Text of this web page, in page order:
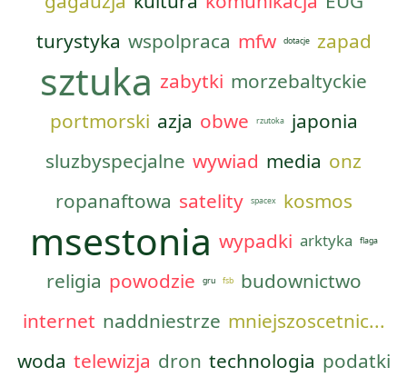
turystyka wspolpraca mfw dotacje zapad
sztuka zabytki morzebaltyckie
portmorski azja obwe rzutoka
japonia
sluzbyspecjalne wywiad media onz
ropanaftowa satelity spacex kosmos
msestonia wypadki arktyka flaga
religia powodzie gru fsb
budownictwo
internet naddniestrze mniejszoscetnic...
woda telewizja dron technologia podatki